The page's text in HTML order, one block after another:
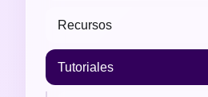
Recursos
Tutoriales